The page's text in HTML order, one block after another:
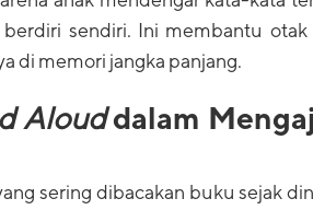
sendiri. Ini membantu
di memori jangka panjang.
Alouddalam
sering dibacakan buku sejak